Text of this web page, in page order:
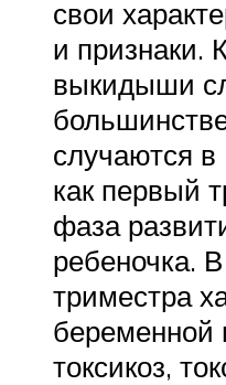
свои
и признаки.
выкидыши
случаются в
как первый
фаза
ребеночка.
триместра
беременной
токсикоз,